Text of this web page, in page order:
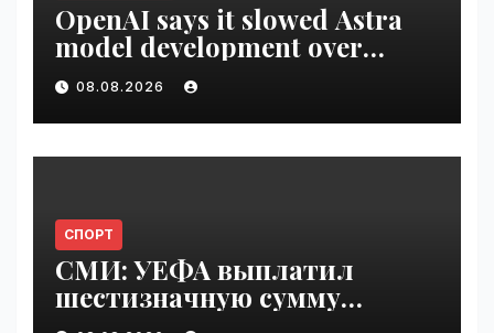
OpenAI says it slowed Astra
model development over
security concerns | VseTime.ru
08.08.2026
СПОРТ
СМИ: УЕФА выплатил
шестизначную сумму
любовнице Инфантино |